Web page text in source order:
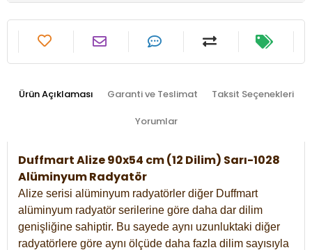
Ürün Açıklaması Garanti ve Teslimat Taksit Seçenekleri
Yorumlar
Duffmart Alize 90x54 cm (12 Dilim) Sarı-1028
Alüminyum Radyatör
Alize serisi alüminyum radyatörler diğer Duffmart
alüminyum radyatör serilerine göre daha dar dilim
genişliğine sahiptir. Bu sayede aynı uzunluktaki diğer
radyatörlere göre aynı ölçüde daha fazla dilim sayısıyla